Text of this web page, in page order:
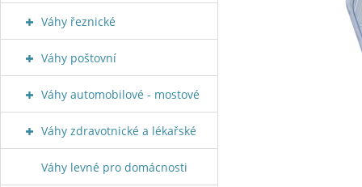
Váhy řeznické
Váhy poštovní
Váhy automobilové - mostové
Váhy zdravotnické a lékařské
Váhy levné pro domácnosti